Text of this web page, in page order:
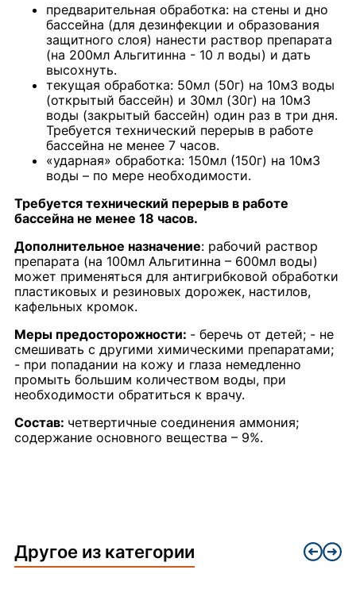
предварительная обработка: на стены и дно
бассейна (для дезинфекции и образования
защитного слоя) нанести раствор препарата
(на 200мл Альгитинна - 10 л воды) и дать
высохнуть.
текущая обработка: 50мл (50г) на 10м3 воды
(открытый бассейн) и 30мл (30г) на 10м3
воды (закрытый бассейн) один раз в три дня.
Требуется технический перерыв в работе
бассейна не менее 7 часов.
«ударная» обработка: 150мл (150г) на 10м3
воды – по мере необходимости.
Требуется технический перерыв в работе
бассейна не менее 18 часов.
Дополнительное назначение: рабочий раствор
препарата (на 100мл Альгитинна – 600мл воды)
может применяться для антигрибковой обработки
пластиковых и резиновых дорожек, настилов,
кафельных кромок.
Меры предосторожности: - беречь от детей; - не
смешивать с другими химическими препаратами;
- при попадании на кожу и глаза немедленно
промыть большим количеством воды, при
необходимости обратиться к врачу.
Состав: четвертичные соединения аммония;
содержание основного вещества – 9%.
Другое из категории